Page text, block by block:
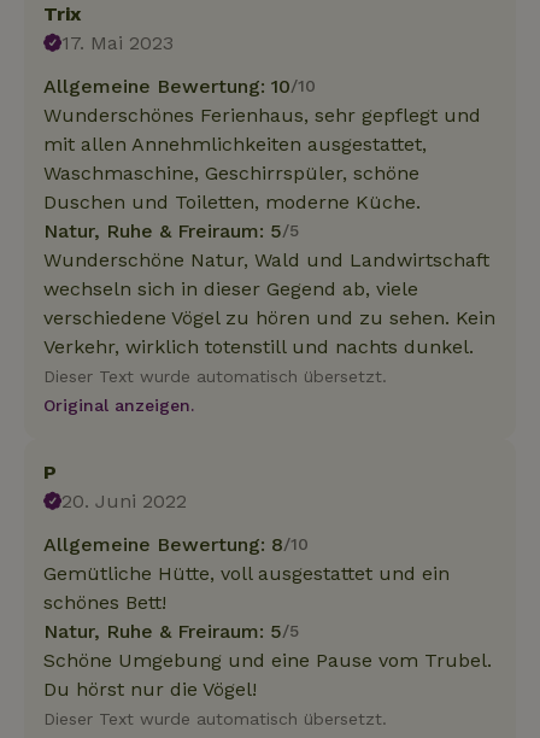
Trix
17. Mai 2023
Allgemeine Bewertung: 10/10
Wunderschönes Ferienhaus, sehr gepflegt und
mit allen Annehmlichkeiten ausgestattet,
Waschmaschine, Geschirrspüler, schöne
Duschen und Toiletten, moderne Küche.
Natur, Ruhe & Freiraum: 5/5
Wunderschöne Natur, Wald und Landwirtschaft
wechseln sich in dieser Gegend ab, viele
verschiedene Vögel zu hören und zu sehen. Kein
Verkehr, wirklich totenstill und nachts dunkel.
Dieser Text wurde automatisch übersetzt.
Original anzeigen.
P
20. Juni 2022
Allgemeine Bewertung: 8/10
Gemütliche Hütte, voll ausgestattet und ein
schönes Bett!
Natur, Ruhe & Freiraum: 5/5
Schöne Umgebung und eine Pause vom Trubel.
Du hörst nur die Vögel!
Dieser Text wurde automatisch übersetzt.